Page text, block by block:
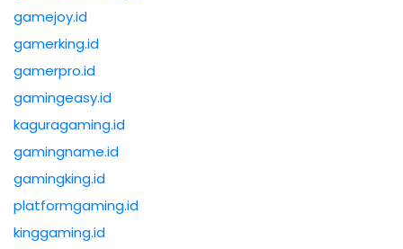
gamejoy.id
gamerking.id
gamerpro.id
gamingeasy.id
kaguragaming.id
gamingname.id
gamingking.id
platformgaming.id
kinggaming.id